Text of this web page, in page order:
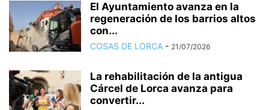
El Ayuntamiento avanza en la
regeneración de los barrios altos
con...
COSAS DE LORCA - 21/07/2026
La rehabilitación de la antigua
Cárcel de Lorca avanza para
convertir...